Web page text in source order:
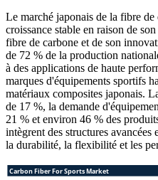
Le marché japonais de la fibre
croissance stable en raison de
fibre de carbone et de son
de 72 % de la production
à des applications de haute
marques d'équipements sportifs
matériaux composites japonais.
de 17 %, la demande
21 % et environ 46 % des
intègrent des structures
la durabilité, la flexibilité et les